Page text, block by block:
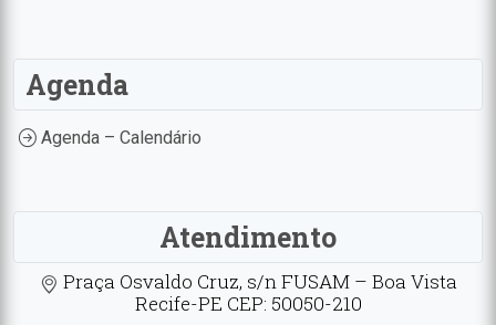
Agenda
Agenda – Calendário
Atendimento
Praça Osvaldo Cruz, s/n FUSAM – Boa Vista
Recife-PE CEP: 50050-210